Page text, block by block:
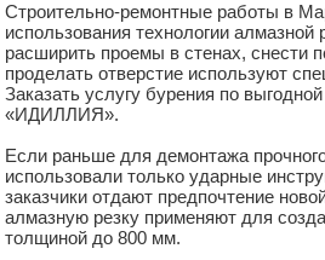
Строительно-ремонтные работы в
использования технологии алмазной
расширить проемы в стенах, снести
проделать отверстие используют
Заказать услугу бурения по
«ИДИЛЛИЯ».
Если раньше для демонтажа
использовали только ударные
заказчики отдают предпочтение
алмазную резку применяют для
толщиной до 800 мм.